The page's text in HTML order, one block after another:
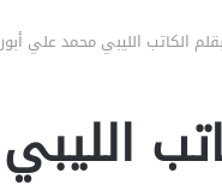
الكاتب الليبي محمد علي